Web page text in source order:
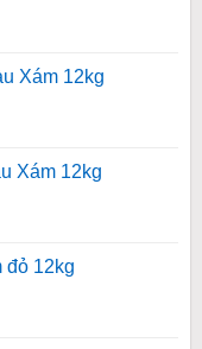
Xám 12kg
Xám 12kg
đỏ 12kg